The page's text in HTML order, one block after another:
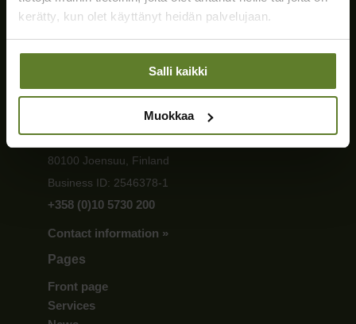
kerätty, kun olet käyttänyt heidän palvelujaan.
Salli kaikki
Muokkaa
Contact
Forestland Investment Finland Ltd
Street address: Telitie 1A, 2nd floor,
80100 Joensuu, Finland
Business ID: 2546378-1
+358 (0)10 5730 200
Contact information »
Pages
Front page
Services